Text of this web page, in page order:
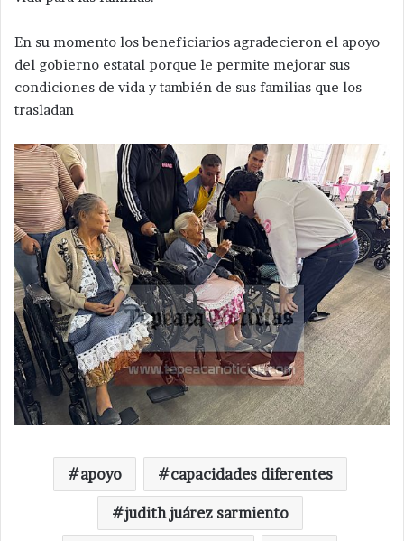
En su momento los beneficiarios agradecieron el apoyo
del gobierno estatal porque le permite mejorar sus
condiciones de vida y también de sus familias que los
trasladan
apoyo capacidades diferentes
judith juárez sarmiento